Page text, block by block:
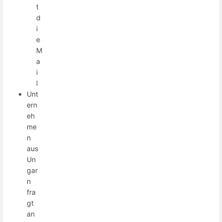
t
d
i
e
M
a
i
l
Unt
ern
eh
me
n
aus
Un
gar
n
fra
gt
an